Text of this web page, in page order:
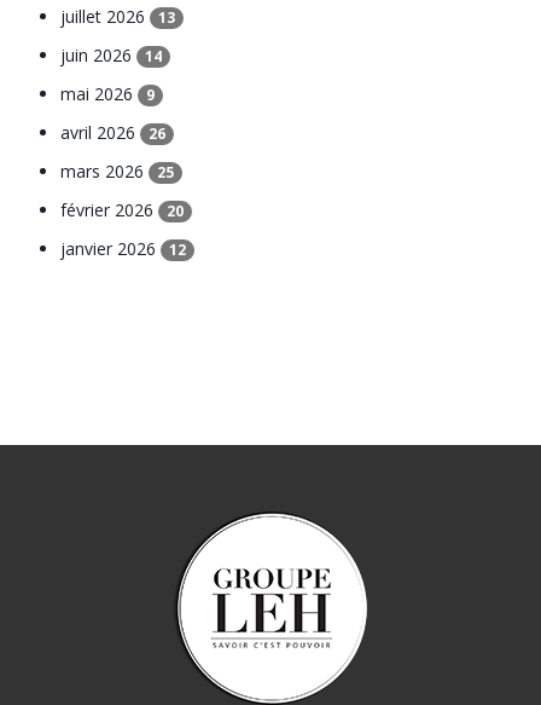
juillet 2026 13
juin 2026 14
mai 2026 9
avril 2026 26
mars 2026 25
février 2026 20
janvier 2026 12